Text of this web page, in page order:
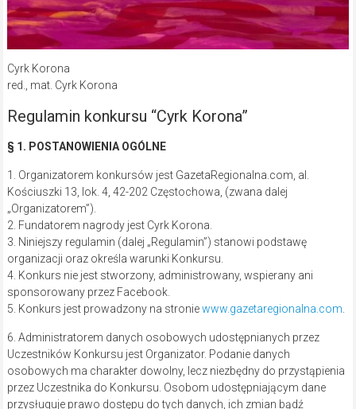
Cyrk Korona
red., mat. Cyrk Korona
Regulamin konkursu “Cyrk Korona”
§ 1. POSTANOWIENIA OGÓLNE
1. Organizatorem konkursów jest GazetaRegionalna.com, al.
Kościuszki 13, lok. 4, 42-202 Częstochowa, (zwana dalej
„Organizatorem”).
2. Fundatorem nagrody jest Cyrk Korona.
3. Niniejszy regulamin (dalej „Regulamin”) stanowi podstawę
organizacji oraz określa warunki Konkursu.
4. Konkurs nie jest stworzony, administrowany, wspierany ani
sponsorowany przez Facebook.
5. Konkurs jest prowadzony na stroniewww.gazetaregionalna.com
6. Administratorem danych osobowych udostępnianych przez
Uczestników Konkursu jest Organizator. Podanie danych
osobowych ma charakter dowolny, lecz niezbędny do przystąpienia
przez Uczestnika do Konkursu. Osobom udostępniającym dane
przysługuje prawo dostępu do tych danych, ich zmian bądź